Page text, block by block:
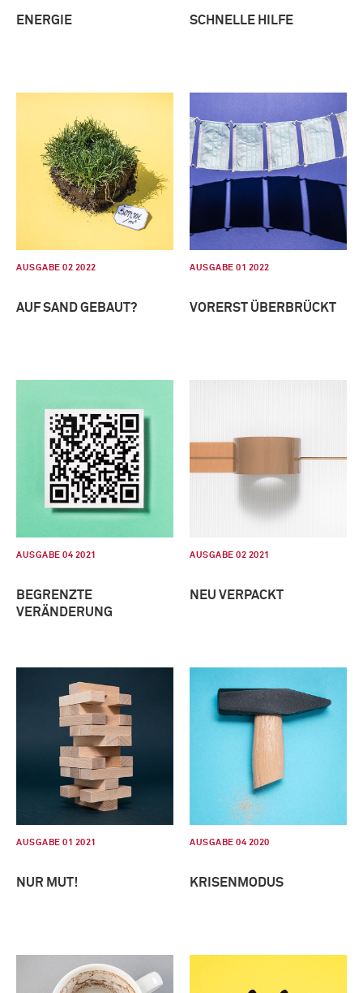
ENERGIE SCHNELLE HILFE
AUSGABE 02 2022
AUF SAND GEBAUT?
AUSGABE 01 2022
VORERST ÜBERBRÜCKT
AUSGABE 04 2021
BEGRENZTE
VERÄNDERUNG
AUSGABE 02 2021
NEU VERPACKT
AUSGABE 01 2021
NUR MUT!
AUSGABE 04 2020
KRISENMODUS